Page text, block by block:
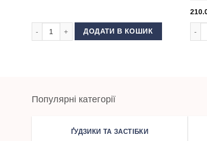
Матриця (насадка) для кнопок Каппа (Дві частини)
ДОДАТИ В КОШИК
Популярні категорії
ҐУДЗИКИ ТА ЗАСТІБКИ